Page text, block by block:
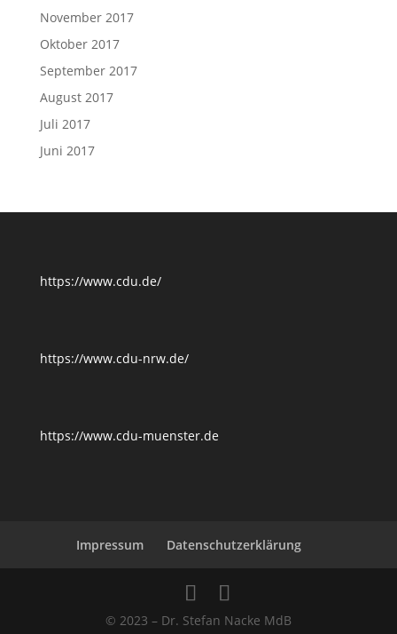
November 2017
Oktober 2017
September 2017
August 2017
Juli 2017
Juni 2017
https://www.cdu.de/
https://www.cdu-nrw.de/
https://www.cdu-muenster.de
Impressum Datenschutzerklärung
© 2023 – Dr. Stefan Nacke MdB